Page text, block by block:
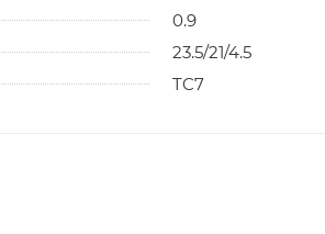
0.9
23.5/21/4.5
TC7